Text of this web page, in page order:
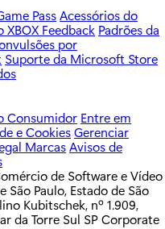
s
d
a
n
i
v
PassAcessórios do
XBOX Feedback Padrões da
por
Suporte da Microsoft Store
Consumidor Entre em
e CookiesGerenciar
MarcasAvisos de
de Software e Vídeo
São Paulo, Estado de São
Kubitschek, nº 1.909,
da Torre Sul SP Corporate